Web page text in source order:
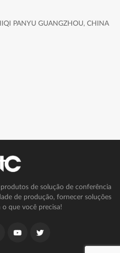
PANYU GUANGZHOU, CHINA
de solução de conferência
de produção, fornecer soluções
o que você precisa!